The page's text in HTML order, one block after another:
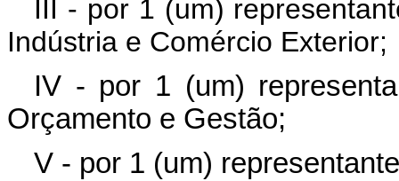
III - por 1 (um)
Indústria e Comércio Exterior;
IV - por 1 (um)
Orçamento e Gestão;
V - por 1 (um)